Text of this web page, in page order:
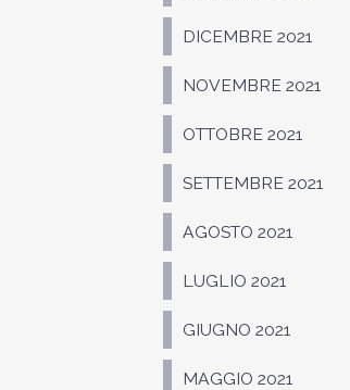
DICEMBRE 2021
NOVEMBRE 2021
OTTOBRE 2021
SETTEMBRE 2021
AGOSTO 2021
LUGLIO 2021
GIUGNO 2021
MAGGIO 2021